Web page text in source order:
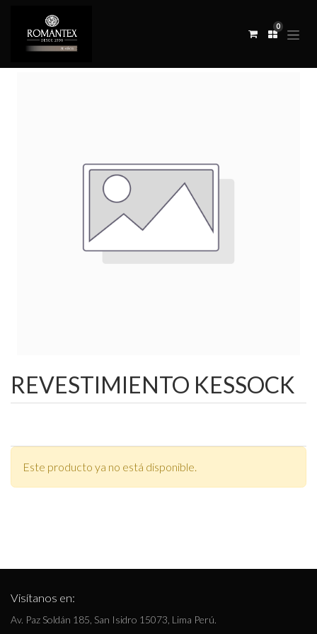
0
REVESTIMIENTO KESSOCK
Este producto ya no está disponible.
Visítanos en:
Av. Paz Soldán 185, San Isidro 15073, Lima Perú.